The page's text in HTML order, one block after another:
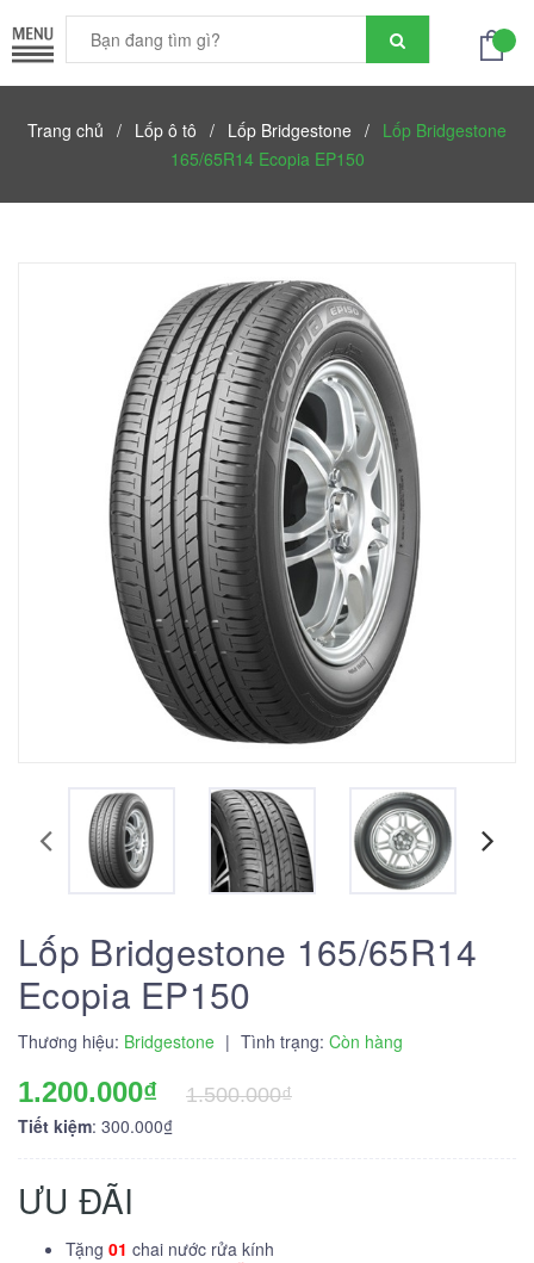
Trang chủ / Lốp ô tô / Lốp Bridgestone / Lốp Bridgestone
165/65R14 Ecopia EP150
Lốp Bridgestone 165/65R14
Ecopia EP150
Thương hiệu: Bridgestone | Tình trạng: Còn hàng
1.200.000₫
1.500.000₫
Tiết kiệm: 300.000₫
ƯU ĐÃI
Tặng 01 chai nước rửa kính